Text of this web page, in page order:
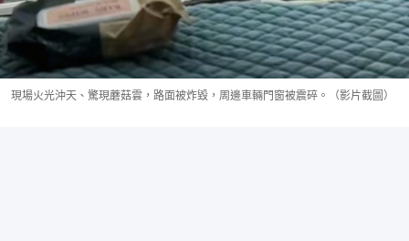
現場火光沖天、驚現蘑菇雲，路面被炸毀，周邊車輛門窗被震碎。（影片截圖）